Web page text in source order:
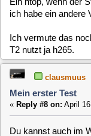
Sender laufen flüssig;
zufriedenstellend.
Ich frage mich und hier
mit dem softhddrm
könnte??
vielen Dank für eure
clausmuus